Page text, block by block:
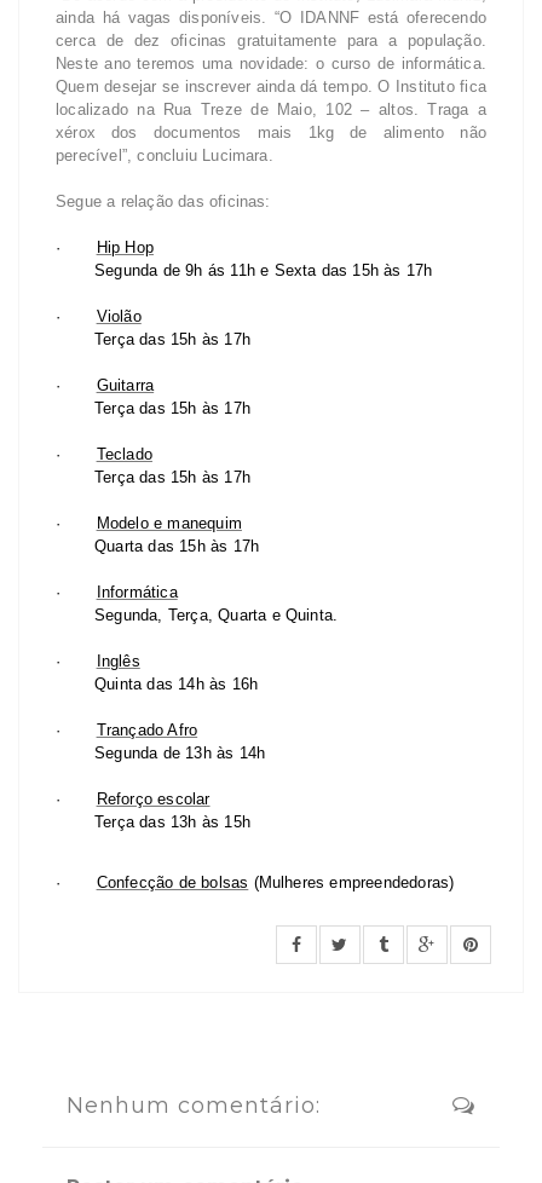
ainda há vagas disponíveis. “O IDANNF está oferecendo
cerca de dez oficinas gratuitamente para a população.
Neste ano teremos uma novidade: o curso de informática.
Quem desejar se inscrever ainda dá tempo. O Instituto fica
localizado na Rua Treze de Maio, 102 – altos. Traga a
xérox dos documentos mais 1kg de alimento não
perecível”, concluiu Lucimara.
Segue a relação das oficinas:
·
Hip Hop
Segunda de 9h ás 11h e Sexta das 15h às 17h
·
Violão
Terça das 15h às 17h
·
Guitarra
Terça das 15h às 17h
·
Teclado
Terça das 15h às 17h
·
Modelo e manequim
Quarta das 15h às 17h
·
Informática
Segunda, Terça, Quarta e Quinta.
·
Inglês
Quinta das 14h às 16h
·
Trançado Afro
Segunda de 13h às 14h
·
Reforço escolar
Terça das 13h às 15h
· Confecção de bolsas (Mulheres empreendedoras)
Nenhum comentário: